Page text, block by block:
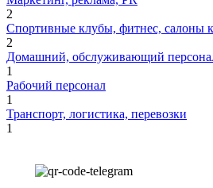
2
Спортивные клубы, фитнес, салоны
2
Домашний, обслуживающий
1
Рабочий персонал
1
Транспорт, логистика, перевозки
1